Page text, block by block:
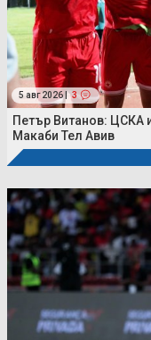
5 авг 2026 | 3
Петър Витанов: ЦСКА
Макаби Тел Авив